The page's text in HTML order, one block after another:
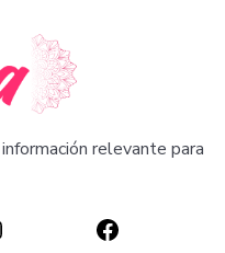
relevante para